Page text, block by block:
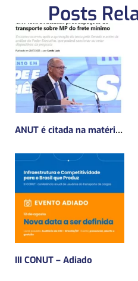
Posts
ANUT é citada na matéria da Mundo Logística sobre MP do frete mínimo”
III CONUT – Adiado